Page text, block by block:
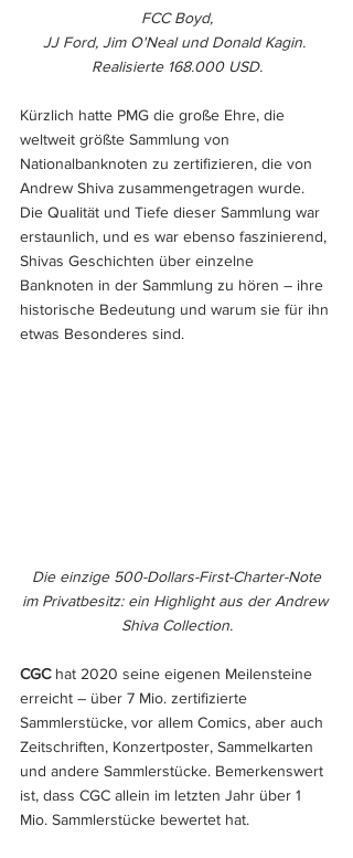
FCC Boyd,
JJ Ford, Jim O'Neal und Donald Kagin.
Realisierte 168.000 USD.
Kürzlich hatte PMG die große Ehre, die
weltweit größte Sammlung von
Nationalbanknoten zu zertifizieren, die von
Andrew Shiva zusammengetragen wurde.
Die Qualität und Tiefe dieser Sammlung war
erstaunlich, und es war ebenso faszinierend,
Shivas Geschichten über einzelne
Banknoten in der Sammlung zu hören – ihre
historische Bedeutung und warum sie für ihn
etwas Besonderes sind.
Die einzige 500-Dollars-First-Charter-Note
im Privatbesitz: ein Highlight aus der Andrew
Shiva Collection.
CGC hat 2020 seine eigenen Meilensteine
erreicht – über 7 Mio. zertifizierte
Sammlerstücke, vor allem Comics, aber auch
Zeitschriften, Konzertposter, Sammelkarten
und andere Sammlerstücke. Bemerkenswert
ist, dass CGC allein im letzten Jahr über 1
Mio. Sammlerstücke bewertet hat.